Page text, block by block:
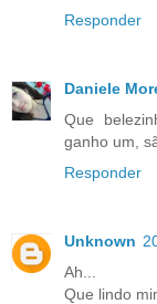
Responder
Daniele
Que
ganho um,
Responder
Unknown
Ah...
Que lindo